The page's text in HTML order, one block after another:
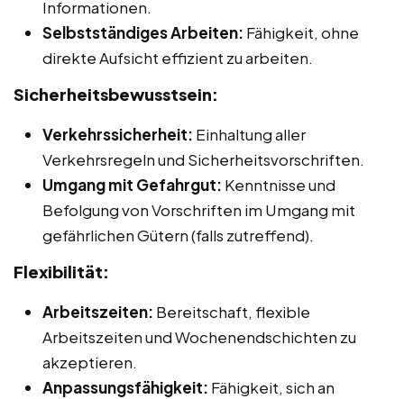
Informationen.
Selbstständiges Arbeiten: Fähigkeit, ohne
direkte Aufsicht effizient zu arbeiten.
Sicherheitsbewusstsein:
Verkehrssicherheit: Einhaltung aller
Verkehrsregeln und Sicherheitsvorschriften.
Umgang mit Gefahrgut: Kenntnisse und
Befolgung von Vorschriften im Umgang mit
gefährlichen Gütern (falls zutreffend).
Flexibilität:
Arbeitszeiten: Bereitschaft, flexible
Arbeitszeiten und Wochenendschichten zu
akzeptieren.
Anpassungsfähigkeit: Fähigkeit, sich an